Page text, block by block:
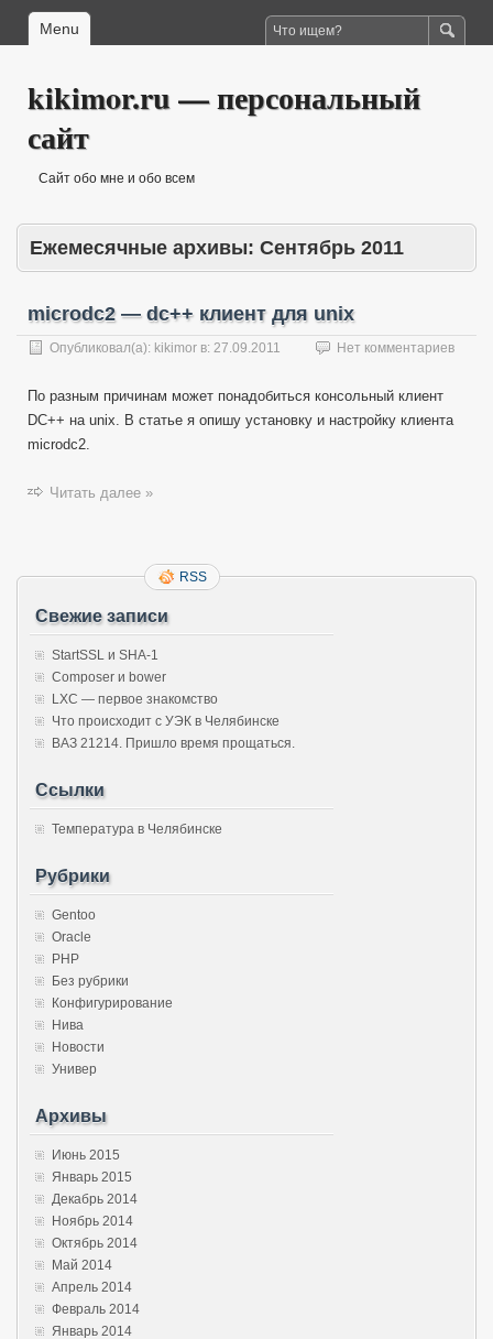
Menu
kikimor.ru — персональный
сайт
Сайт обо мне и обо всем
Ежемесячные архивы: Сентябрь 2011
microdc2 — dc++ клиент для unix
Опубликовал(а): kikimor в: 27.09.2011 Нет комментариев
По разным причинам может понадобиться консольный клиент
DC++ на unix. В статье я опишу установку и настройку клиента
microdc2.
Читать далее »
RSS
Свежие записи
StartSSL и SHA-1
Composer и bower
LXC — первое знакомство
Что происходит с УЭК в Челябинске
ВАЗ 21214. Пришло время прощаться.
Ссылки
Температура в Челябинске
Рубрики
Gentoo
Oracle
PHP
Без рубрики
Конфигурирование
Нива
Новости
Универ
Архивы
Июнь 2015
Январь 2015
Декабрь 2014
Ноябрь 2014
Октябрь 2014
Май 2014
Апрель 2014
Февраль 2014
Январь 2014